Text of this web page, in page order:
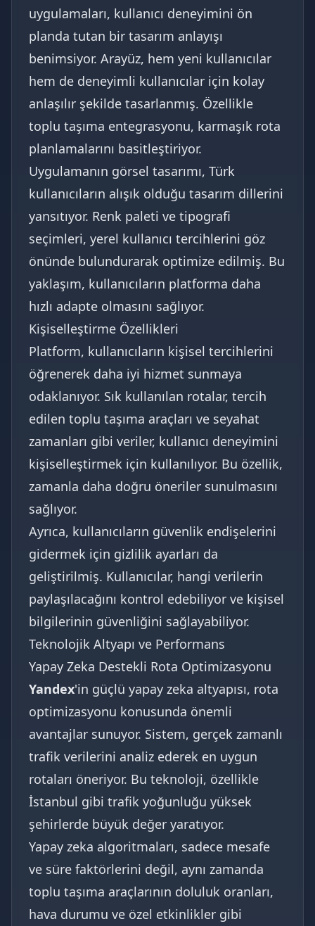
uygulamaları, kullanıcı deneyimini ön
planda tutan bir tasarım anlayışı
benimsiyor. Arayüz, hem yeni kullanıcılar
hem de deneyimli kullanıcılar için kolay
anlaşılır şekilde tasarlanmış. Özellikle
toplu taşıma entegrasyonu, karmaşık rota
planlamalarını basitleştiriyor.
Uygulamanın görsel tasarımı, Türk
kullanıcıların alışık olduğu tasarım dillerini
yansıtıyor. Renk paleti ve tipografi
seçimleri, yerel kullanıcı tercihlerini göz
önünde bulundurarak optimize edilmiş. Bu
yaklaşım, kullanıcıların platforma daha
hızlı adapte olmasını sağlıyor.
Kişiselleştirme Özellikleri
Platform, kullanıcıların kişisel tercihlerini
öğrenerek daha iyi hizmet sunmaya
odaklanıyor. Sık kullanılan rotalar, tercih
edilen toplu taşıma araçları ve seyahat
zamanları gibi veriler, kullanıcı deneyimini
kişiselleştirmek için kullanılıyor. Bu özellik,
zamanla daha doğru öneriler sunulmasını
sağlıyor.
Ayrıca, kullanıcıların güvenlik endişelerini
gidermek için gizlilik ayarları da
geliştirilmiş. Kullanıcılar, hangi verilerin
paylaşılacağını kontrol edebiliyor ve kişisel
bilgilerinin güvenliğini sağlayabiliyor.
Teknolojik Altyapı ve Performans
Yapay Zeka Destekli Rota Optimizasyonu
Yandex'in güçlü yapay zeka altyapısı, rota
optimizasyonu konusunda önemli
avantajlar sunuyor. Sistem, gerçek zamanlı
trafik verilerini analiz ederek en uygun
rotaları öneriyor. Bu teknoloji, özellikle
İstanbul gibi trafik yoğunluğu yüksek
şehirlerde büyük değer yaratıyor.
Yapay zeka algoritmaları, sadece mesafe
ve süre faktörlerini değil, aynı zamanda
toplu taşıma araçlarının doluluk oranları,
hava durumu ve özel etkinlikler gibi